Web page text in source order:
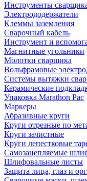
Инструменты
Электрододержатели
Клеммы заземления
Сварочный кабель
Инструмент и
Магнитные угольники
Молотки сварщика
Вольфрамовые
Системы вытяжки
Керамические
Упаковка Marathon Pac
Маркеры
Абразивные круги
Круги отрезные по
Круги зачистные
Круги лепестковые
Самозацепляемые
Шлифовальные листы
Защита лица, глаз и